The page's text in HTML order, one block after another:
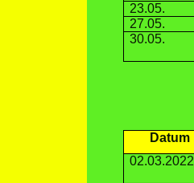
23.05.
27.05.
30.05.
Datum
02.03.2022